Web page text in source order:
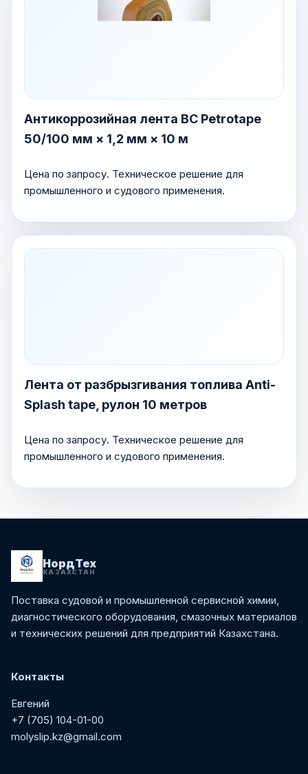
Антикоррозийная лента BC Petrotape
50/100 мм × 1,2 мм × 10 м
Цена по запросу. Техническое решение для
промышленного и судового применения.
Лента от разбрызгивания топлива Anti-
Splash tape, рулон 10 метров
Цена по запросу. Техническое решение для
промышленного и судового применения.
НордТех
КАЗАХСТАН
Поставка судовой и промышленной сервисной химии,
диагностического оборудования, смазочных материалов
и технических решений для предприятий Казахстана.
Контакты
Евгений
+7 (705) 104-01-00
molyslip.kz@gmail.com